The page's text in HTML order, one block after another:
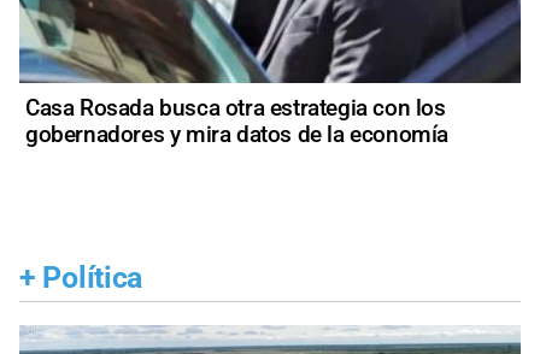
Casa Rosada busca otra estrategia con los
gobernadores y mira datos de la economía
+ Política